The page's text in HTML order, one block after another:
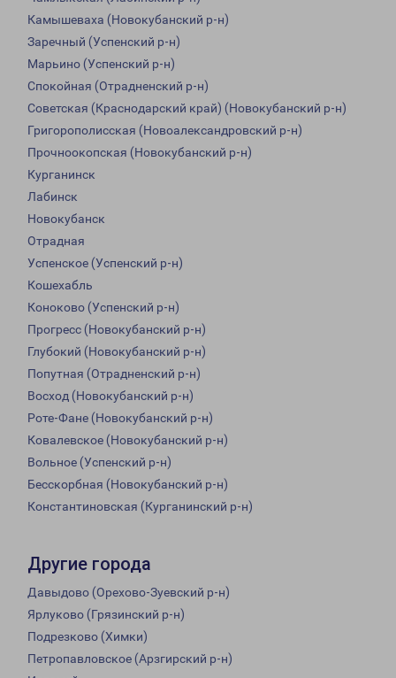
Камышеваха (Новокубанский р-н)
Заречный (Успенский р-н)
Марьино (Успенский р-н)
Спокойная (Отрадненский р-н)
Советская (Краснодарский край) (Новокубанский р-н)
Григорополисская (Новоалександровский р-н)
Прочноокопская (Новокубанский р-н)
Курганинск
Лабинск
Новокубанск
Отрадная
Успенское (Успенский р-н)
Кошехабль
Коноково (Успенский р-н)
Прогресс (Новокубанский р-н)
Глубокий (Новокубанский р-н)
Попутная (Отрадненский р-н)
Восход (Новокубанский р-н)
Роте-Фане (Новокубанский р-н)
Ковалевское (Новокубанский р-н)
Вольное (Успенский р-н)
Бесскорбная (Новокубанский р-н)
Константиновская (Курганинский р-н)
Другие города
Давыдово (Орехово-Зуевский р-н)
Ярлуково (Грязинский р-н)
Подрезково (Химки)
Петропавловское (Арзгирский р-н)